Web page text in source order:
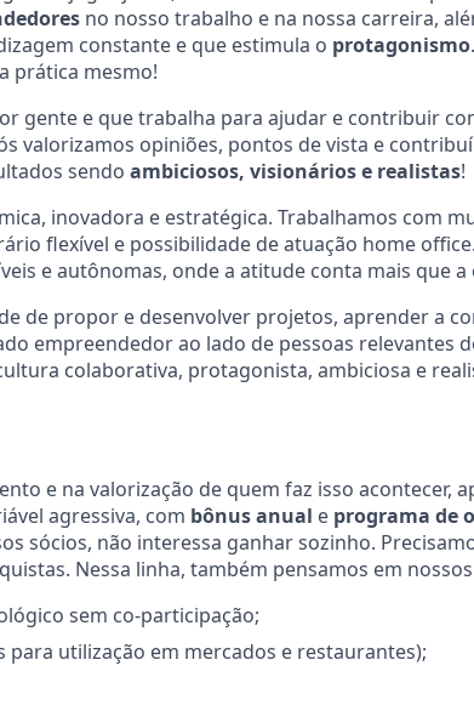
no nosso trabalho e na nossa carreira,
constante e que estimula o protagonismo
prática mesmo!
gente e que trabalha para ajudar e contribuir
valorizamos opiniões, pontos de vista e
sendo ambiciosos, visionários e realistas!
inovadora e estratégica. Trabalhamos com
flexível e possibilidade de atuação home
e autônomas, onde a atitude conta mais que a
de propor e desenvolver projetos, aprender a
empreendedor ao lado de pessoas relevantes
colaborativa, protagonista, ambiciosa e
e na valorização de quem faz isso acontecer,
agressiva, com bônus anual e programa de
sócios, não interessa ganhar sozinho.
Nessa linha, também pensamos em
sem co-participação;
para utilização em mercados e restaurantes);